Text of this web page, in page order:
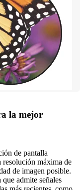
la mejor
de pantalla
resolución máxima de
de imagen posible.
admite señales